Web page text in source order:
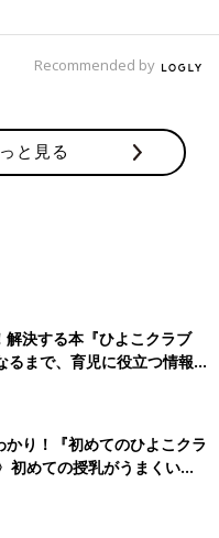
トで見かける『同居の義両
た瞬間、本当に驚きまし
いけないの？』と、キョ
ときです。
た』と、夫から20万円
れていたと知りました。
うでも良くて『この人にと
ばいい人間なのね』と、
Recommended by
と見る
決する本『ひよこクラブ
まで、育児に役立つ情報が
り！『初めてのひよこクラ
初めての授乳がうまくい
本と夏のトラブル 解決テ